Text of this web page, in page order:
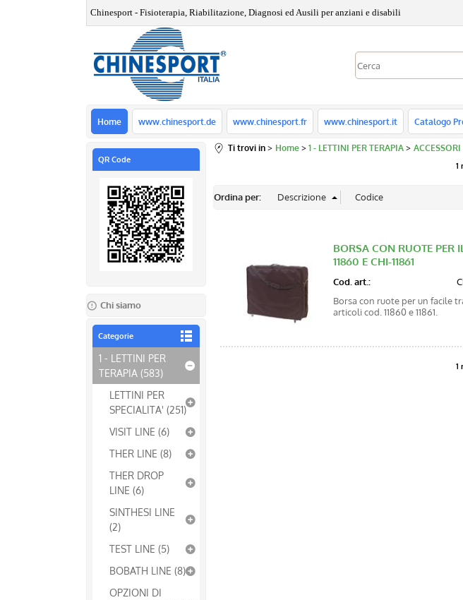
Chinesport - Fisioterapia, Riabilitazione, Diagnosi ed Ausili per anziani e disabili
Home www.chinesport.de www.chinesport.fr www.chinesport.it Catalogo
QR Code
Chi siamo
Categorie
1 - LETTINI PER
TERAPIA (583)
LETTINI PER
SPECIALITA' (251)
VISIT LINE (6)
THER LINE (8)
THER DROP
LINE (6)
SINTHESI LINE
(2)
TEST LINE (5)
BOBATH LINE (8)
OPZIONI DI
Ti trovi in Home 1 - LETTINI PER TERAPIA
1
Ordina per:
BORSA CON RUOTE PER
11860 E CHI-11861
Cod. art.:
Borsa con ruote per un facile
articoli cod. 11860 e 11861.
1